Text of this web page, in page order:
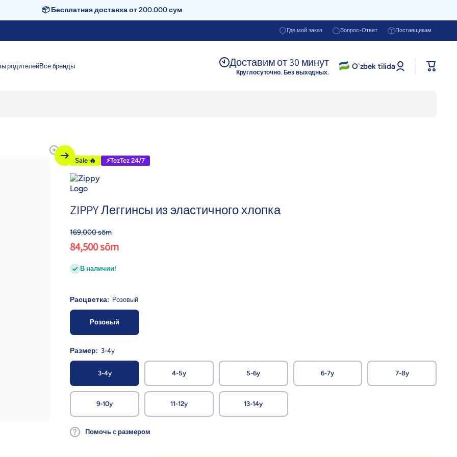
📦 Бесплатная доставка от 200.000 сум
Где мой заказ Вопрос-Ответ Поставщикам
родителейВсе бренды Доставим от 30 минут
Круглосуточно. Без выходных.
O`zbek tilida
Войти в
профиль
Корзина
Sale 🔥 ⚡TezTez 24/7
ZIPPY Леггинсы из эластичного хлопка
169,000 sōm
84,500 sōm
В наличии!
Расцветка: Розовый
Розовый
Размер: 3-4y
3-4y 4-5y 5-6y 6-7y 7-8y
9-10y 11-12y 13-14y
Помочь с размером